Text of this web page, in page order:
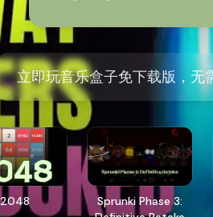
立即玩音乐盒子免下载版，无
2048
Sprunki Phase 3: